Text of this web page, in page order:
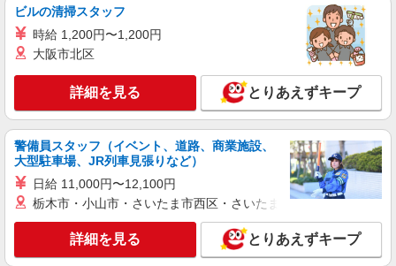
ビルの清掃スタッフ
時給 1,200円〜1,200円
大阪市北区
詳細を見る とりあえずキープ
警備員スタッフ（イベント、道路、商業施設、
大型駐車場、JR列車見張りなど）
日給 11,000円〜12,100円
栃木市・小山市・さいたま市西区・さいたま市岩槻区・久喜市・
詳細を見る とりあえずキープ